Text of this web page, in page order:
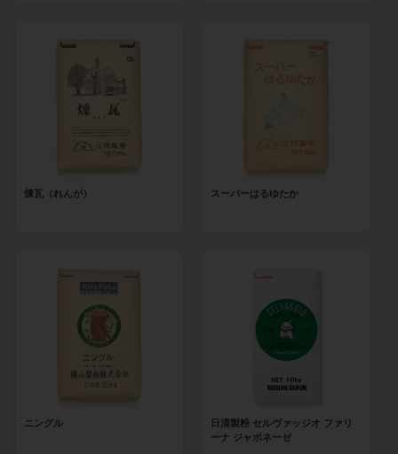
煉瓦（れんが） スーパーはるゆたか
ニングル
日清製粉 セルヴァッジオ ファリ
ーナ ジャポネーゼ